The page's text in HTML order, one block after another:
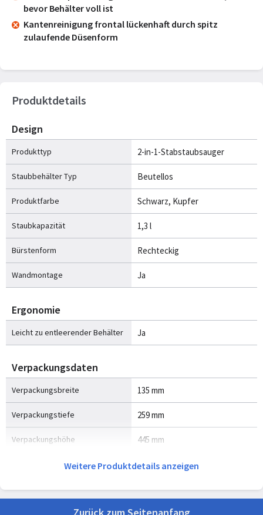
bevor Behälter voll ist
Kantenreinigung frontal lückenhaft durch spitz
zulaufende Düsenform
Produktdetails
Design
Produkttyp 2-in-1-Stabstaubsauger
Staubbehälter Typ Beutellos
Produktfarbe Schwarz, Kupfer
Staubkapazität 1,3 l
Bürstenform Rechteckig
Wandmontage Ja
Ergonomie
Leicht zu entleerender Behälter Ja
Verpackungsdaten
Verpackungsbreite 135 mm
Verpackungstiefe 259 mm
Verpackungshöhe 445 mm
6,88 kg
Lieferumfang
Weitere Produktdetails anzeigen